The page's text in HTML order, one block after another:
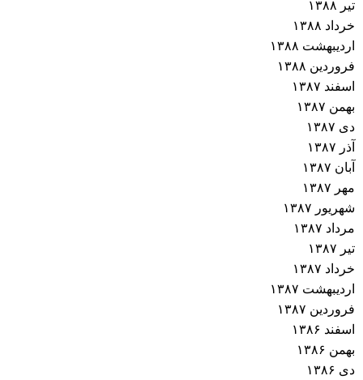
تیر ۱۳۸۸
خرداد ۱۳۸۸
اردیبهشت ۱۳۸۸
فروردین ۱۳۸۸
اسفند ۱۳۸۷
بهمن ۱۳۸۷
دی ۱۳۸۷
آذر ۱۳۸۷
آبان ۱۳۸۷
مهر ۱۳۸۷
شهریور ۱۳۸۷
مرداد ۱۳۸۷
تیر ۱۳۸۷
خرداد ۱۳۸۷
اردیبهشت ۱۳۸۷
فروردین ۱۳۸۷
اسفند ۱۳۸۶
بهمن ۱۳۸۶
دی ۱۳۸۶